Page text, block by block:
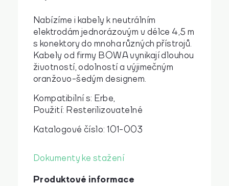
Nabízíme i kabely k neutrálním
elektrodám jednorázovým v délce 4,5 m
s konektory do mnoha různých přístrojů.
Kabely od firmy BOWA vynikají dlouhou
životností, odolností a výjimečným
oranžovo-šedým designem.
Kompatibilní s: Erbe,
Použití: Resterilizovatelné
Katalogové číslo: 101-003
Dokumenty ke stažení
Produktové informace